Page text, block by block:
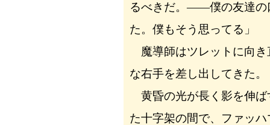
るべきだ。――僕の友達の
た。僕もそう思ってる」
魔導師はツレットに向き
な右手を差し出してきた。
黄昏の光が長く影を伸ば
た十字架の間で、ファッ